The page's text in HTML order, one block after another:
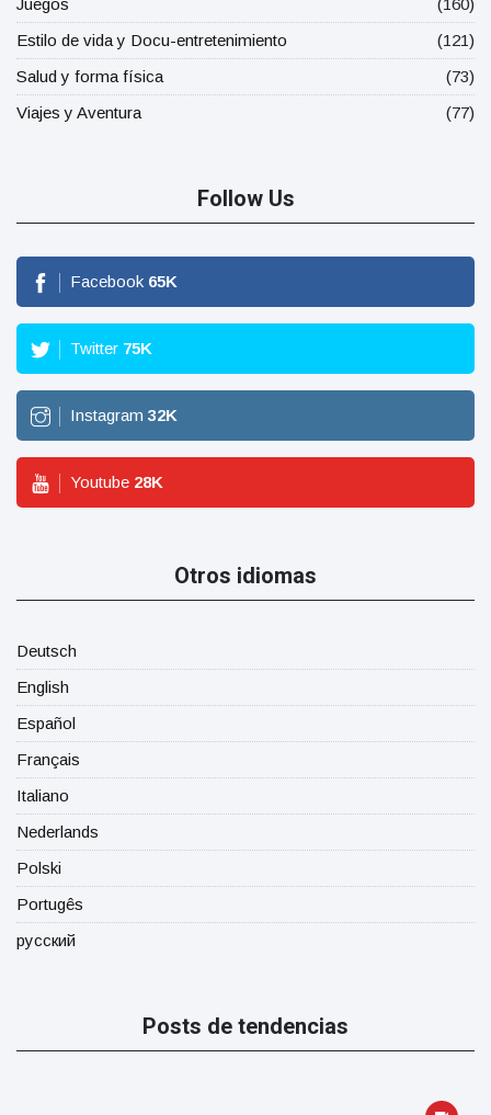
Juegos
(160)
Estilo de vida y Docu-entretenimiento
(121)
Salud y forma física
(73)
Viajes y Aventura
(77)
Follow Us
Facebook 65K
Twitter 75K
Instagram 32K
Youtube 28K
Otros idiomas
Deutsch
English
Español
Français
Italiano
Nederlands
Polski
Portugês
русский
Posts de tendencias